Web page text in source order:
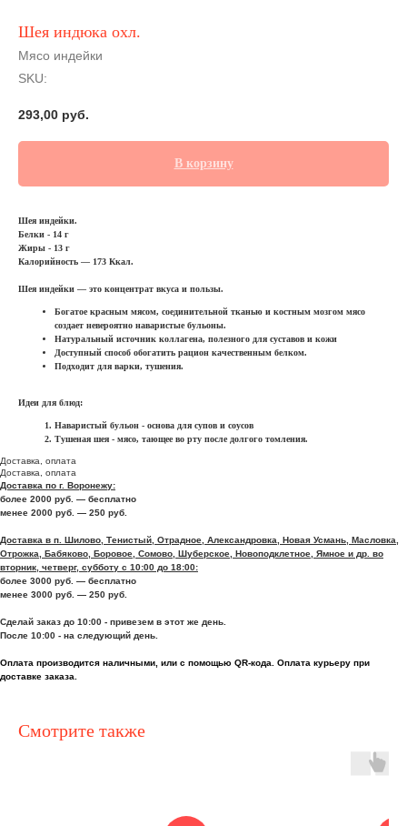
Шея индюка охл.
Мясо индейки
SKU:
293,00 руб.
В корзину
Шея индейки.
Белки - 14 г
Жиры - 13 г
Калорийность — 173 Ккал.
Шея индейки — это концентрат вкуса и пользы.
Богатое красным мясом, соединительной тканью и костным мозгом мясо
создает невероятно наваристые бульоны.
Натуральный источник коллагена, полезного для суставов и кожи
Доступный способ обогатить рацион качественным белком.
Подходит для варки, тушения.
Идеи для блюд:
Наваристый бульон - основа для супов и соусов
Тушеная шея - мясо, тающее во рту после долгого томления.
Доставка, оплата
Доставка, оплата
Доставка по г. Воронежу:
более 2000 руб. — бесплатно
менее 2000 руб. — 250 руб.
Доставка в п. Шилово, Тенистый, Отрадное, Александровка, Новая Усмань, Масловка,
Отрожка, Бабяково, Боровое, Сомово, Шуберское, Новоподклетное, Ямное и др. во
вторник, четверг, субботу с 10:00 до 18:00:
более 3000 руб. — бесплатно
менее 3000 руб. — 250 руб.
Сделай заказ до 10:00 - привезем в этот же день.
После 10:00 - на следующий день.
Оплата производится наличными, или с помощью QR-кода. Оплата курьеру при
доставке заказа.
Смотрите также